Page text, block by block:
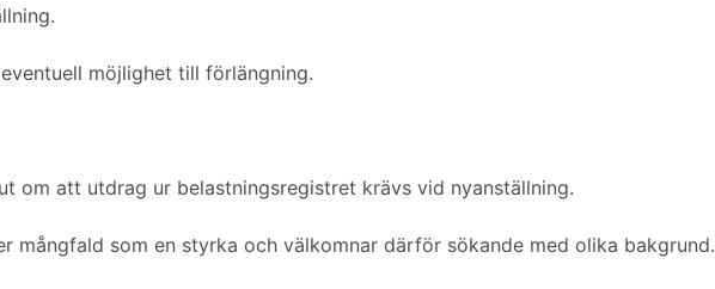
möjlighet till förlängning.
om att utdrag ur belastningsregistret krävs vid nyanställning.
mångfald som en styrka och välkomnar därför sökande med olika bakgrund.